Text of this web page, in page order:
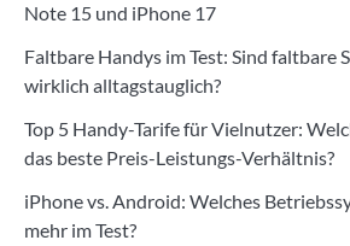
Note 15 und iPhone 17
Faltbare Handys im Test: Sind faltbare
wirklich alltagstauglich?
Top 5 Handy-Tarife für Vielnutzer:
das beste Preis-Leistungs-Verhältnis?
iPhone vs. Android: Welches
mehr im Test?